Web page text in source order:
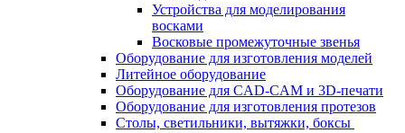
Устройства для моделирования
восками
Восковые промежуточные звенья
Оборудование для изготовления моделей
Литейное оборудование
Оборудование для CAD-CAM и 3D-печати
Оборудование для изготовления протезов
Cтолы, светильники, вытяжки, боксы